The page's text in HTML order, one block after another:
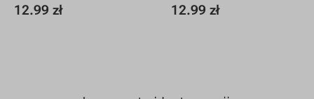
12.99 zł
15 x 15 cm 12.99 zł
15 x 15 cm